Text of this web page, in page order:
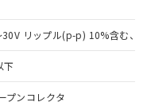
30V リップル(p-p) 10%含む、
下
プンコレクタ